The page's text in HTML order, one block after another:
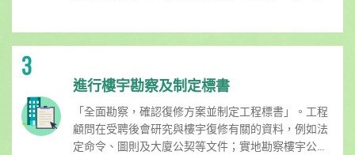
3
進行樓宇勘察及制定標書
「全面勘察，確認復修方案並制定工程標書」。工程
顧問在受聘後會研究與樓宇復修有關的資料，例如法
定命令、圖則及大廈公契等文件；實地勘察樓宇公...